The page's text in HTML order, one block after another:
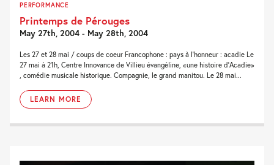
PERFORMANCE
Printemps de Pérouges
May 27th, 2004 - May 28th, 2004
Les 27 et 28 mai / coups de coeur Francophone : pays à l'honneur : acadie Le
27 mai à 21h, Centre Innovance de Villieu évangéline, «une histoire d'Acadie»
, comédie musicale historique. Compagnie, le grand manitou. Le 28 mai...
LEARN MORE